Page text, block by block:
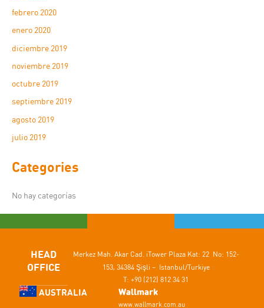
febrero 2020
enero 2020
diciembre 2019
noviembre 2019
octubre 2019
septiembre 2019
agosto 2019
julio 2019
Categories
No hay categorías
HEAD
OFFICE
Merkez Mah. Akar Cad. iTower Plaza Kat: 22 No: 152-
153, 34384 Şişli – Istanbul/Turkiye
T: +90 (212) 812 34 31
AUSTRALIA Wallmark
www.wallmark.com.au